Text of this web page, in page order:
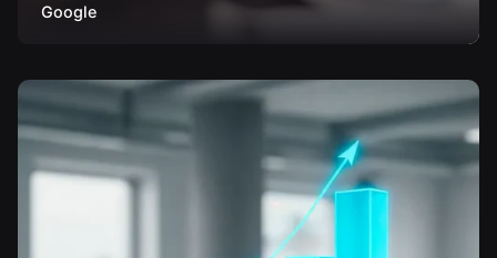
Google
Çiğdem Y.